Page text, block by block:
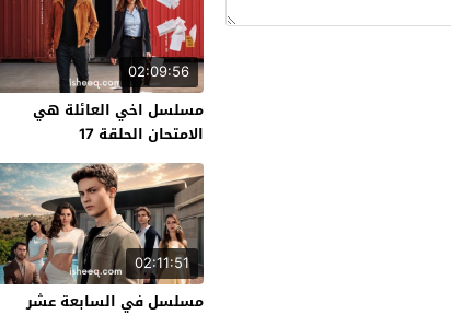
02:09:56
مسلسل اخي العائلة هي
الامتحان الحلقة 17
02:11:51
مسلسل في السابعة عشر